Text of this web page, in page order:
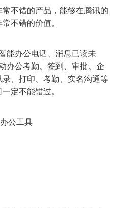
不错的产品，能够在腾讯的
不错的价值。
能办公电话、消息已读未
办公考勤、签到、审批、企
、打印、考勤、实名沟通等
定不能错过。